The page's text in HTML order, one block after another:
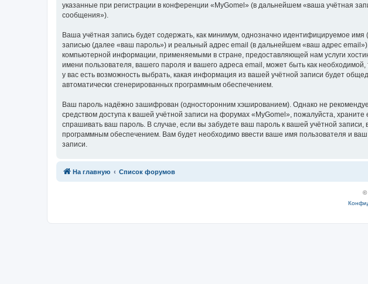
указанные при регистрации в конференции «MyGomel» (в дальнейшем «ваша учётная
сообщения»).
Ваша учётная запись будет содержать, как минимум, однозначно идентифицируемое
записью (далее «ваш пароль») и реальный адрес email (в дальнейшем «ваш адрес
компьютерной информации, применяемыми в стране, предоставляющей нам услуги
имени пользователя, вашего пароля и вашего адреса email, может быть как
у вас есть возможность выбрать, какая информация из вашей учётной записи будет
автоматически сгенерированных программным обеспечением.
Ваш пароль надёжно зашифрован (односторонним хэшированием). Однако не
средством доступа к вашей учётной записи на форумах «MyGomel», пожалуйста,
спрашивать ваш пароль. В случае, если вы забудете ваш пароль к вашей учётной
программным обеспечением. Вам будет необходимо ввести ваше имя пользователя и
записи.
На главную Список форумов
Связаться с
©